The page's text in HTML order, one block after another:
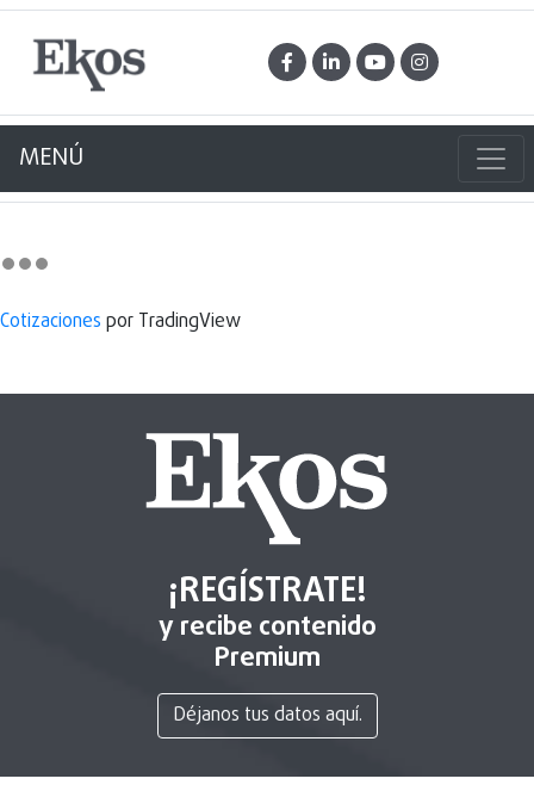
MENÚ
Cotizaciones por TradingView
¡REGÍSTRATE!
y recibe contenido
Premium
Déjanos tus datos aquí.